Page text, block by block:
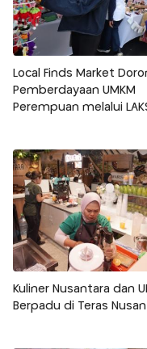
Local Finds Market
Pemberdayaan UMKM
Perempuan melalui
Kuliner Nusantara dan
Berpadu di Teras